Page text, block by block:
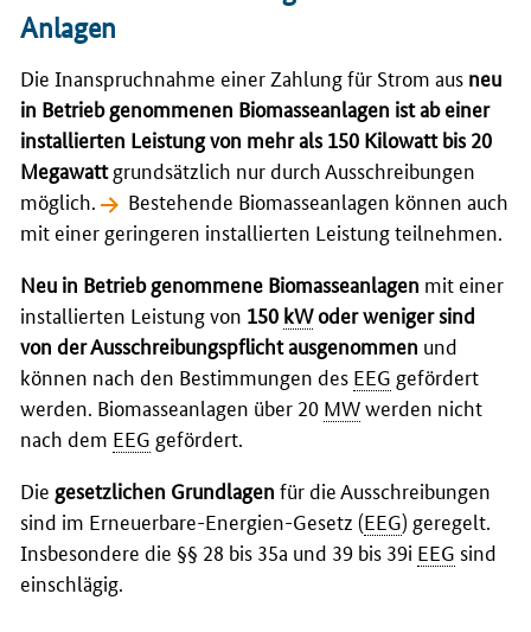
Anlagen
Die Inanspruchnahme einer Zahlung für Strom aus neu
in Betrieb genommenen Biomasseanlagen ist ab einer
installierten Leistung von mehr als 150 Kilowatt bis 20
Megawattgrundsätzlich nur durch Ausschreibungen
möglich.
Bestehende Biomasseanlagen können auch
mit einer geringeren installierten Leistung teilnehmen.
Neu in Betrieb genommene Biomasseanlagen mit einer
installierten Leistung von 150 kWoder weniger sind
von der Ausschreibungspflicht ausgenommen und
können nach den Bestimmungen des EEG gefördert
werden. Biomasseanlagen über 20 MWwerden nicht
nach dem EEG gefördert.
Die gesetzlichen Grundlagen für die Ausschreibungen
sind im Erneuerbare-Energien-Gesetz (EEG) geregelt.
Insbesondere die §§ 28 bis 35a und 39 bis 39i EEG sind
einschlägig.